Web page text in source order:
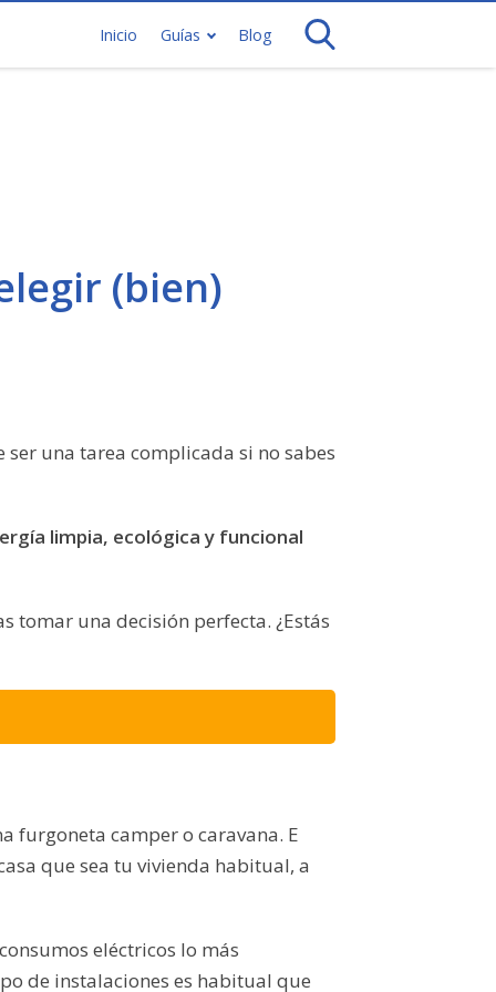
Inicio Guías Blog
(bien)
una tarea complicada si no sabes
limpia, ecológica y funcional
tomar una decisión perfecta. ¿Estás
furgoneta camper o caravana. E
que sea tu vivienda habitual, a
eléctricos lo más
de instalaciones es habitual que